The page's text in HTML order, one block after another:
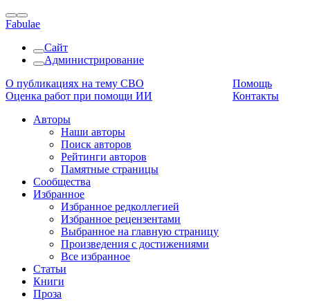
Fabulae
Сайт
Администрирование
О публикациях на тему СВО
Оценка работ при помощи ИИ
Помощь
Контакты
Авторы
Наши авторы
Поиск авторов
Рейтинги авторов
Памятные страницы
Сообщества
Избранное
Избранное редколлегией
Избранное рецензентами
Выбранное на главную страницу
Произведения с достижениями
Все избранное
Статьи
Книги
Проза